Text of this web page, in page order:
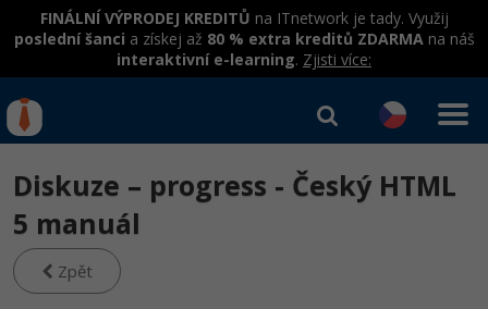
FINÁLNÍ VÝPRODEJ KREDITŮ na ITnetwork je tady. Využij
poslední šanci a získej až 80 % extra kreditů ZDARMAna náš
interaktivní e-learning. Zjisti více:
Rekvalifikace a kurzy
hrazené úřadem práce
Workshopy zdarma
Kurzy IT profesí
Junior programátor
Přihlásit se| Registrovat
Diskuze – progress - Český HTML
5 manuál
Zpět